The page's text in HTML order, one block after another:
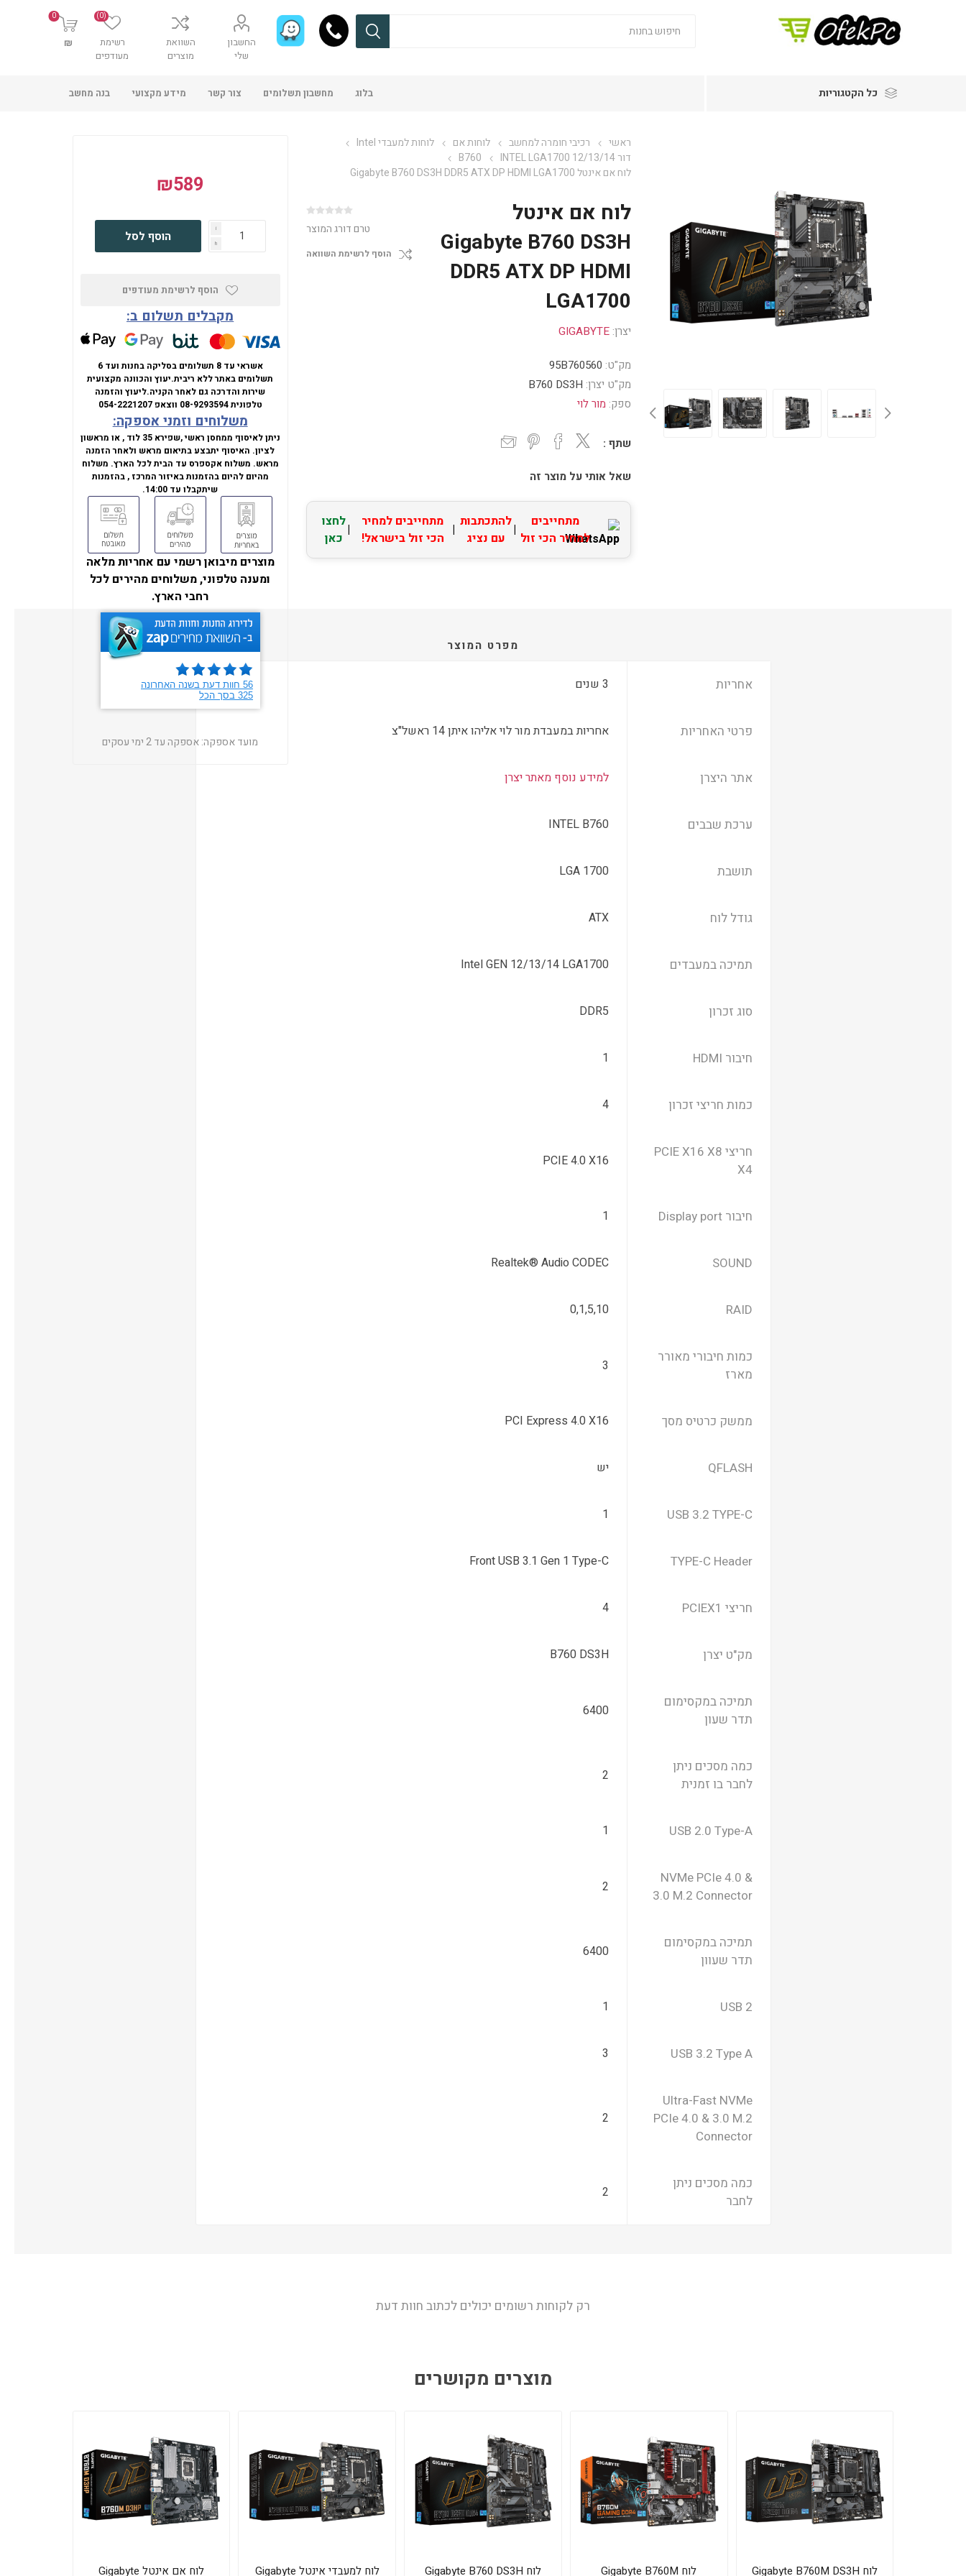
החשבון
שלי
השוואת
מוצרים
רשימת
מעודפים
(0)
0
₪
כל הקטגוריות בלוג מחשבון תשלומים צור קשר מידע מקצועי בנה מחשב
ראשי רכיבי חומרה למחשב לוחות אם
לוחות למעבדי Intel
דור 12/13/14 INTEL LGA1700
B760
לוח אם אינטל Gigabyte B760 DS3H DDR5 ATX DP HDMI LGA1700
לוח אם אינטל
Gigabyte B760 DS3H
DDR5 ATX DP HDMI
LGA1700
יצרן: GIGABYTE
טרם דורג המוצר
הוסף לרשימת השוואה
מק"ט: 95B760560
מק"ט יצרן: B760 DS3H
ספק: מור לוי
שתף :
שאל אותי על מוצר זה
מתחייבים
למחיר הכי זול |להתכתבות
עם נציג
| מתחייבים למחיר
הכי זול בישראל!
|לחצו
כאן
₪589
i
h הוסף לסל
הוסף לרשימת מעודפים
מקבלים תשלום ב:
אשראי עד 8 תשלומים בסליקה בחנות ועד 6
תשלומים באתר ללא ריבית.יעוץ והכוונה מקצועית
שירות והדרכה גם לאחר הקניה.ליעוץ והזמנה
טלפונית08-9293594 ווצאפ054-2221207
משלוחים וזמני אספקה:
ניתן לאיסוף ממחסן ראשי ,שפירא 35 לוד , או מראשון
לציון. האיסוף יתבצע בתיאום מראש ולאחר הזמנה
מראש. משלוח אקספרס עד הבית לכל הארץ. משלוח
מהיום להיום בהזמנות באיזור המרכז , בהזמנות
שיתקבלו עד 14:00.
מוצרים מיבואן רשמי עם אחריות מלאה
ומענה טלפוני, משלוחים מהירים לכל
רחבי הארץ.
מועד אספקה:אספקה עד 2 ימי עסקים
מפרט המוצר
אחריות 3 שנים
פרטי האחריות אחריות במעבדת מור לוי אליהו איתן 14 ראשל"צ
אתר היצרן למידע נוסף מאתר יצרן
ערכת שבבים INTEL B760
תושבת LGA 1700
גודל לוח ATX
תמיכה במעבדים Intel GEN 12/13/14 LGA1700
סוג זכרון DDR5
חיבור HDMI 1
כמות חריצי זכרון 4
חריצי PCIE X16 X8
X4
PCIE 4.0 X16
חיבור Display port 1
SOUND
Realtek® Audio CODEC
RAID
0,1,5,10
כמות חיבורי מאורר
מארז
3
ממשק כרטיס מסך PCI Express 4.0 X16
QFLASH יש
USB 3.2 TYPE-C
1
TYPE-C Header
Front USB 3.1 Gen 1 Type-C
חריצי PCIEX1 4
מק"ט יצרן B760 DS3H
תמיכה במקסימום
תדר שעון
6400
כמה מסכים ניתן
לחבר בו זמנית
2
USB 2.0 Type-A
1
NVMe PCIe 4.0 &
3.0 M.2 Connector
2
תמיכה במקסימום
תדר שעוון
6400
USB 2
1
USB 3.2 Type A
3
Ultra-Fast NVMe
PCIe 4.0 & 3.0 M.2
Connector
2
כמה מסכים ניתן
לחבר
2
רק לקוחות רשומים יכולים לכתוב חוות דעת
מוצרים מקושרים
לוח Gigabyte B760M DS3H לוח Gigabyte B760M לוח Gigabyte B760 DS3H לוח למעבדי אינטל Gigabyte לוח אם אינטל Gigabyte